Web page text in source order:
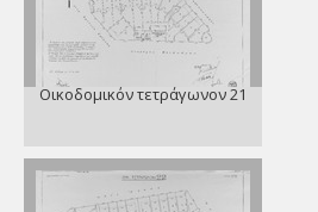
Οικοδομικόν τετράγωνον 21